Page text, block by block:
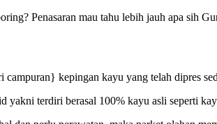
Penasaran mau tahu lebih jauh apa sih
kepingan kayu yang telah dipres
yakni terdiri berasal 100% kayu asli seperti